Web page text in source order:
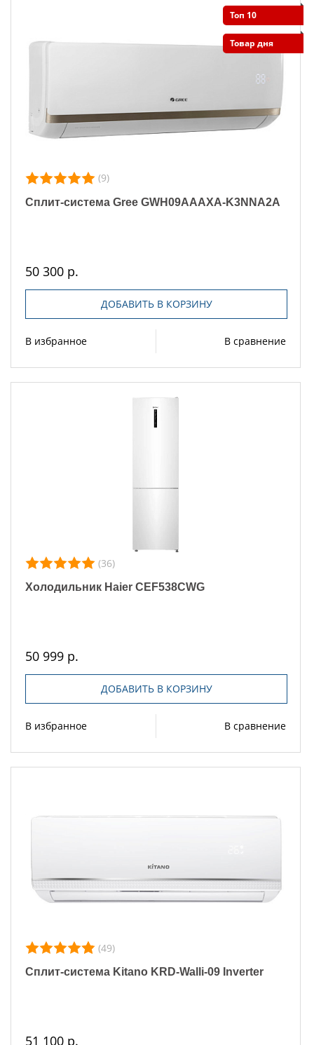
Топ 10
Товар дня
(9)
Сплит-система Gree GWH09AAAXA-K3NNA2A
50 300 р.
ДОБАВИТЬ В КОРЗИНУ
В избранное В сравнение
(36)
Холодильник Haier CEF538CWG
50 999 р.
ДОБАВИТЬ В КОРЗИНУ
В избранное В сравнение
(49)
Сплит-система Kitano KRD-Walli-09 Inverter
51 100 р.